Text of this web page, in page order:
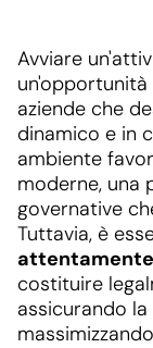
Avviare
aziende che
dinamico e in
ambiente
moderne, una
governative
Tuttavia, è
attentamente
costituire
assicurando